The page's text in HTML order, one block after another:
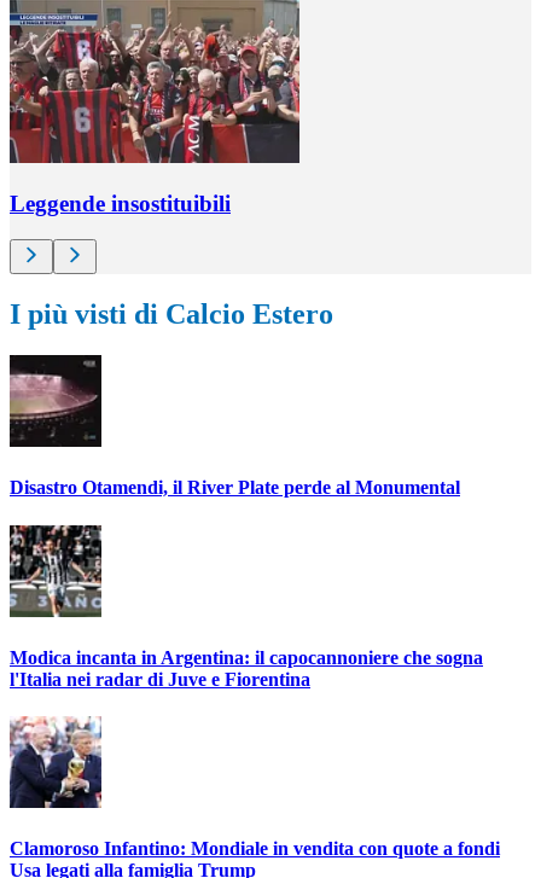
Leggende insostituibili
I più visti di Calcio Estero
Disastro Otamendi, il River Plate perde al Monumental
Modica incanta in Argentina: il capocannoniere che sogna
l'Italia nei radar di Juve e Fiorentina
Clamoroso Infantino: Mondiale in vendita con quote a fondi
Usa legati alla famiglia Trump